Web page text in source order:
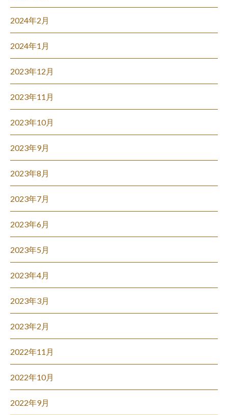
2024年2月
2024年1月
2023年12月
2023年11月
2023年10月
2023年9月
2023年8月
2023年7月
2023年6月
2023年5月
2023年4月
2023年3月
2023年2月
2022年11月
2022年10月
2022年9月